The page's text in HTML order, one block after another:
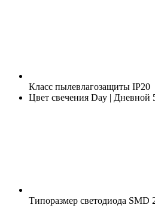
Класс пылевлагозащиты IP20
Цвет свечения Day | Дневной
Типоразмер светодиода SMD